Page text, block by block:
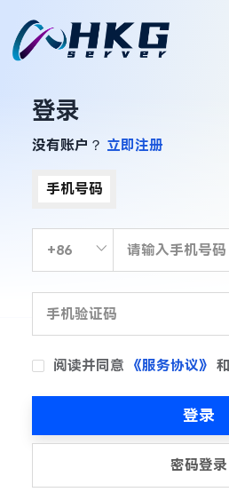
登录
没有账户？ 立即注册
手机号码
阅读并同意 《服务协议》 和
登录
密码登录